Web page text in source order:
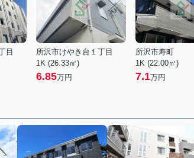
目
所沢市けやき台１丁目
1K (26.33㎡)
6.85万円
所沢市寿町
1K (22.00㎡)
7.1万円